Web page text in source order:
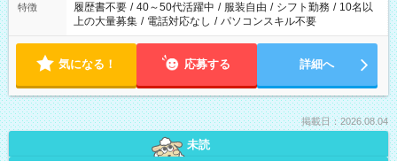
合は応募できません。
特徴 履歴書不要 / 40～50代活躍中 / 服装自由 / シフト勤務 / 10名以
上の大量募集 / 電話対応なし / パソコンスキル不要
気になる！ 応募する 詳細へ
掲載日：2026.08.04
未読